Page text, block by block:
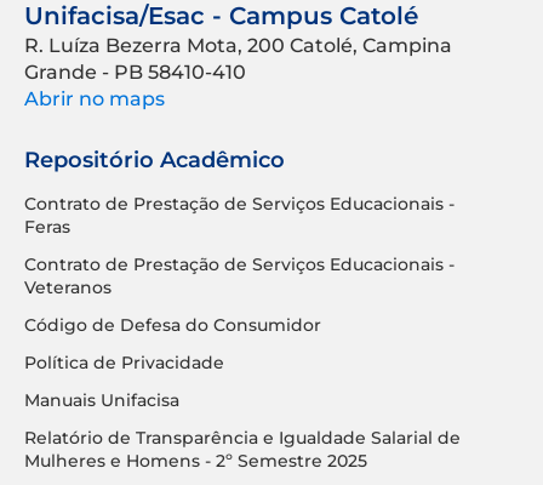
Unifacisa/Esac - Campus Catolé
R. Luíza Bezerra Mota, 200 Catolé, Campina
Grande - PB 58410-410
Abrir no maps
Repositório Acadêmico
Contrato de Prestação de Serviços Educacionais -
Feras
Contrato de Prestação de Serviços Educacionais -
Veteranos
Código de Defesa do Consumidor
Política de Privacidade
Manuais Unifacisa
Relatório de Transparência e Igualdade Salarial de
Mulheres e Homens - 2º Semestre 2025